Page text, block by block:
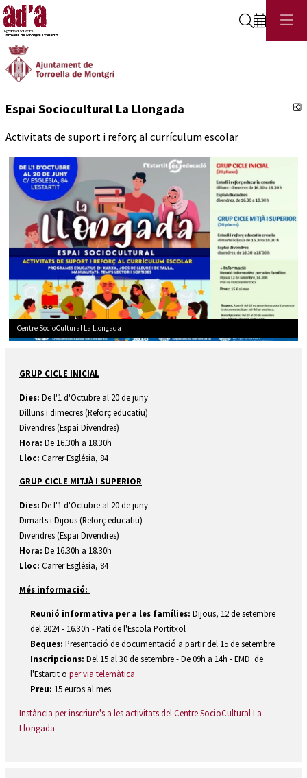
Cerca
Espai Sociocultural La Llongada
Activitats de suport i reforç al currículum escolar
Centre SocioCultural La Llongada
GRUP CICLE INICIAL
Dies: De l'1 d'Octubre al 20 de juny
Dilluns i dimecres (Reforç educatiu)
Divendres (Espai Divendres)
Hora: De 16.30h a 18.30h
Lloc: Carrer Església, 84
GRUP CICLE MITJÀ I SUPERIOR
Dies: De l'1 d'Octubre al 20 de juny
Dimarts i Dijous (Reforç educatiu)
Divendres (Espai Divendres)
Hora: De 16.30h a 18.30h
Lloc: Carrer Església, 84
Més informació:
Reunió informativa per a les famílies: Dijous, 12 de setembre
del 2024 - 16.30h - Pati de l'Escola Portitxol
Beques: Presentació de documentació a partir del 15 de setembre
Inscripcions: Del 15 al 30 de setembre - De 09h a 14h - EMD de
l'Estartit o per via telemàtica
Preu: 15 euros al mes
Instància per inscriure's a les activitats del Centre SocioCultural La
Llongada